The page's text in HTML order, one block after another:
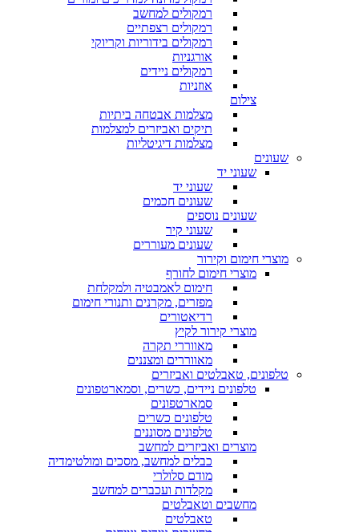
רמקולים למחשב
רמקולים רצפתיים
רמקולים בידוריות וקריוקי
אורגניות
רמקולים ניידים
אוזניות
צילום
מצלמות אבטחה ביתיות
תיקים ואביזרים למצלמות
מצלמות דיגיטליות
שעונים
שעוני יד
שעוני יד
שעונים חכמים
שעונים נוספים
שעוני קיר
שעונים מעוררים
מוצרי חימום וקירור
מוצרי חימום לחורף
חימום לאמבטיה ולמקלחת
מפזרים, מקרנים ותנורי חימום
רדיאטורים
מוצרי קירור לקיץ
מאווררי תקרה
מאווררים ומצננים
טלפונים, טאבלטים ואביזרים
טלפונים ניידים, כשרים, וסמארטפונים
סמארטפונים
טלפונים כשרים
טלפונים מסוננים
מוצרים ואביזרים למחשב
כבלים למחשב, מסכים ומולטימדיה
מודם סלולרי
מקלדות ועכברים למחשב
מחשבים וטאבלטים
טאבלטים